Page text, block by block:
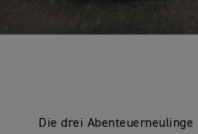
Die drei